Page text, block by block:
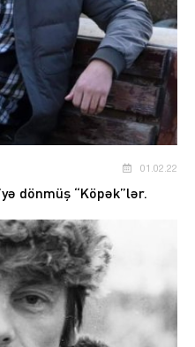
01.02.22
dönmüş “Köpək”lər.